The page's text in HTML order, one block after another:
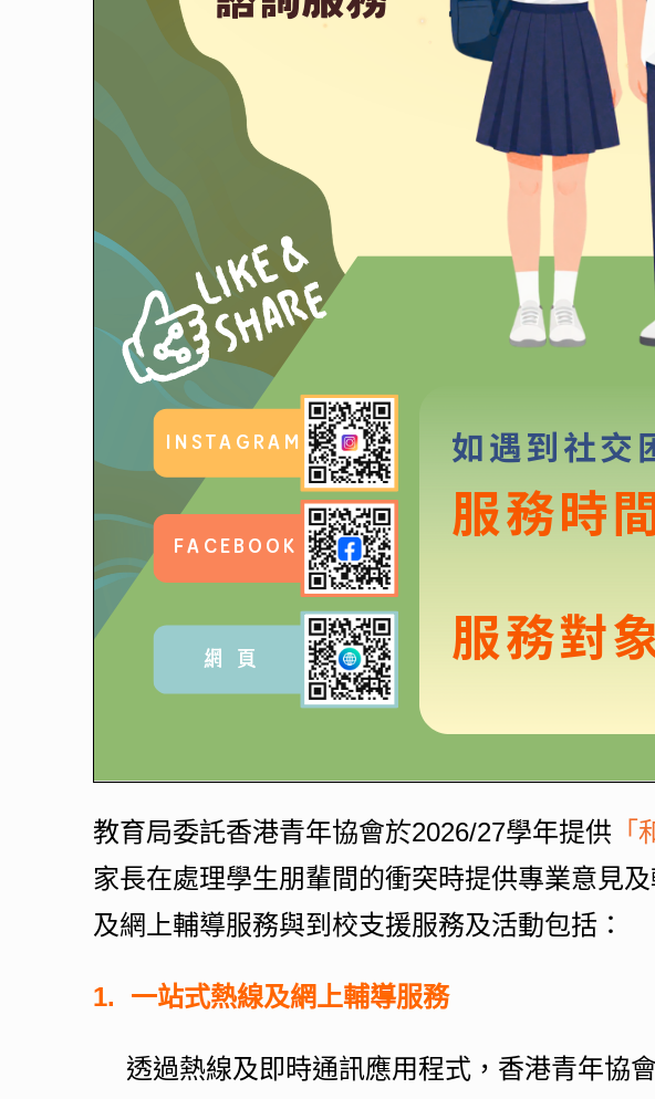
教育局委託香港青年協會於2026/27學年提供
家長在處理學生朋輩間的衝突時提供專業意見
及網上輔導服務與到校支援服務及活動包括：
1. 一站式熱線及網上輔導服務
透過熱線及即時通訊應用程式，香港青年協